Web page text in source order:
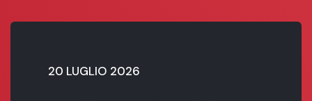
20 LUGLIO 2026